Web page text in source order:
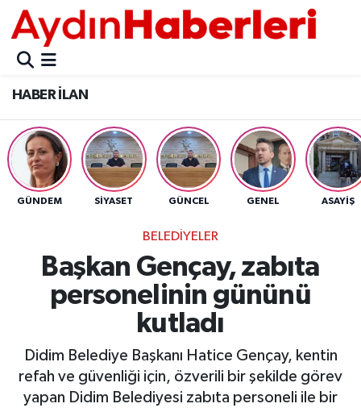
HABER İLAN
GÜNDEM SİYASET GÜNCEL GENEL ASAYİŞ
BELEDİYELER
Başkan Gençay, zabıta
personelinin gününü
kutladı
Didim Belediye Başkanı Hatice Gençay, kentin
refah ve güvenliği için, özverili bir şekilde görev
yapan Didim Belediyesi zabıta personeli ile bir
GÜNCEL
POLİTİKA
BELEDİYELER
ASAYİŞ
BÜLTEN
ÇEVRE
DIŞ
DÜNYA
Aydın Nöbetçi Eczaneler
Aydın Hava Durumu
Aydin Namaz Vakitleri
Aydın Trafik Yoğunluk Haritası
Tüm Manşetler
Son Dakika Haberleri
Haber Arşivi